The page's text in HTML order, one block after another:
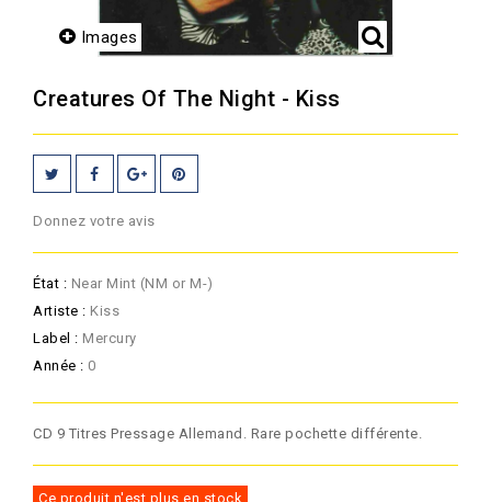
Images
Creatures Of The Night - Kiss
Donnez votre avis
État : Near Mint (NM or M-)
Artiste : Kiss
Label : Mercury
Année : 0
CD 9 Titres Pressage Allemand. Rare pochette différente.
Ce produit n'est plus en stock